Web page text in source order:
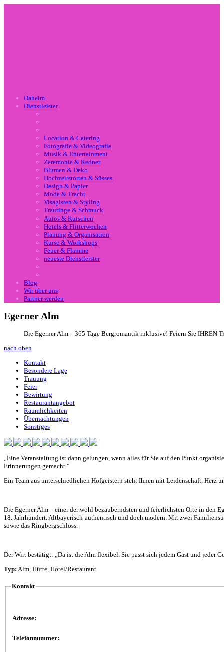
Daheim
Dienstleister
Location & Catering
Fotografie & Videografie
Musik & Entertainment
Zeremonie & Redner
Blumen & Deko
Hochzeitstorten & Süsses
Design & Papier
Mode & Tracht
Visagisten & Styling
Trauringe & Schmuck
Autos & Kutschen
Hotels & Flitterwochen
Planung & Organisation
Kurse & Workshops
Feuer & Flamme
neueste Dienstleister
Blog
Wir über uns
Partner werden
Egerner Alm
Die Egerner Alm – 365 Tage Bergromantik inklusive! Feiern Sie IHREN
nach oben
Kontakt
Besondere Lage
Trauung
Feier
Bewirtung
Restaurantangebot
Räumlichkeiten
Übernachtungen
Sonstiges
„Eine Veranstaltung ist dann gelungen, wenn alles für Sie auf den Punkt
Erinnerungen gemacht.“
Ein Team aus unterschiedlichen Hofgeistern steht Ihnen mit Leidenschaft, Herz
Die Egerner Alm – einer der wohl bezauberndsten und feierlichsten Orte in den
18. Jahrhundert. Altbayerisch-authentisch und doch modern. Mit zwei
sowie das Ringbergschloss.
Der Wirt bestätigt: „Da ist die Alm flexibel. Sie passt sich jedem Gast und jeder
Typ: Alm, Hütte, Hotel/Restaurant
Kontakt
Adresse:
Telefonnummer: